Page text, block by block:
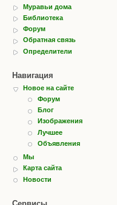
Муравьи дома
Библиотека
Форум
Обратная связь
Определители
Навигация
Новое на сайте
Форум
Блог
Изображения
Лучшее
Объявления
Мы
Карта сайта
Новости